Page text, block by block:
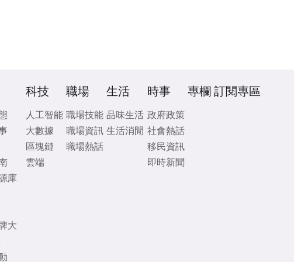
庫
大
科技
人工智能
大數據
區塊鏈
雲端
職場
職場技能
職場資訊
職場熱話
生活
品味生活
生活消閒
時事
政府政策
社會熱話
移民資訊
即時新聞
專欄 訂閱專區